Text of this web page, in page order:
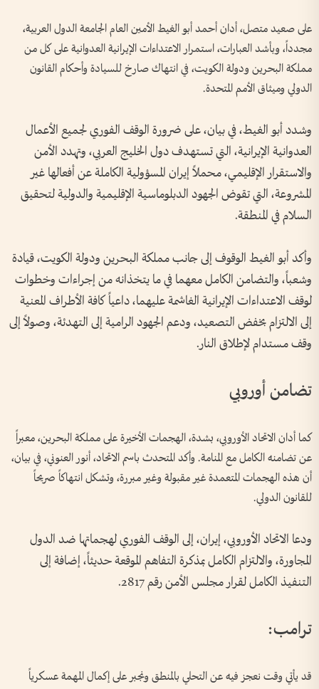
على صعيد متصل، أدان أحمد أبو الغيط الأمين العام الجامعة الدول العربية،
مجدداً، وبأشد العبارات، استمرار الاعتداءات الإيرانية العدوانية على كل من
مملكة البحرين ودولة الكويت، في انتهاك صارخ للسيادة وأحكام القانون
الدولي وميثاق الأمم المتحدة.
وشدد أبو الغيط، في بيان، على ضرورة الوقف الفوري لجميع الأعمال
العدوانية الإيرانية، التي تستهدف دول الخليج العربي، وتهدد الأمن
والاستقرار الإقليمي، محملاً إيران المسؤولية الكاملة عن أفعالها غير
المشروعة، التي تقوض الجهود الدبلوماسية الإقليمية والدولية لتحقيق
السلام في المنطقة.
وأكد أبو الغيط الوقوف إلى جانب مملكة البحرين ودولة الكويت، قيادة
وشعباً، والتضامن الكامل معهما في ما يتخذانه من إجراءات وخطوات
لوقف الاعتداءات الإيرانية الغاشمة عليهما، داعياً كافة الأطراف المعنية
إلى الالتزام بخفض التصعيد، ودعم الجهود الرامية إلى التهدئة، وصولاً إلى
وقف مستدام لإطلاق النار.
تضامن أوروبي
كما أدان الاتحاد الأوروبي، بشدة، الهجمات الأخيرة على مملكة البحرين، معبراً
عن تضامنه الكامل مع المنامة. وأكد المتحدث باسم الاتحاد، أنور العنوني، في بيان،
أن هذه الهجمات المتعمدة غير مقبولة وغير مبررة، وتشكل انتهاكاً صريحاً
للقانون الدولي.
ودعا الاتحاد الأوروبي، إيران، إلى الوقف الفوري لهجماتها ضد الدول
المجاورة، والالتزام الكامل بمذكرة التفاهم الموقعة حديثاً، إضافة إلى
التنفيذ الكامل لقرار مجلس الأمن رقم 2817.
ترامب:
قد يأتي وقت نعجز فيه عن التحلي بالمنطق ونجبر على إكمال المهمة عسكرياً